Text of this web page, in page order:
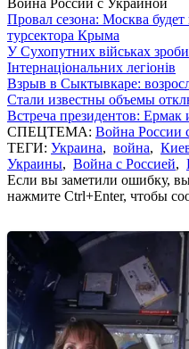
Провал сезона: Москва
турсектора Крыма
У Сухопутних військах
Інтернаціональних легіонів
Взрыв в Сыктывкаре:
Стали известны объемы
Встреча президентов: Ермак
СПЕЦТЕМА: Война России
ТЕГИ: Украина, война,
Украины, Война с Россией,
Если вы заметили ошибку,
нажмите Ctrl+Enter, чтобы